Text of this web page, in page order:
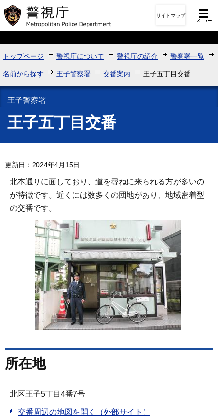
このページの本文へ移動
サイトマップ
トップページ 警視庁について 警視庁の紹介 警察署一覧
名前から探す 王子警察署 交番案内 王子五丁目交番
王子警察署
王子五丁目交番
更新日：2024年4月15日
北本通りに面しており、道を尋ねに来られる方が多いの
が特徴です。近くには数多くの団地があり、地域密着型
の交番です。
所在地
北区王子5丁目4番7号
交番周辺の地図を開く（外部サイト）